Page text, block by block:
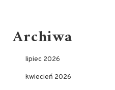
Archiwa
lipiec 2026
kwiecień 2026